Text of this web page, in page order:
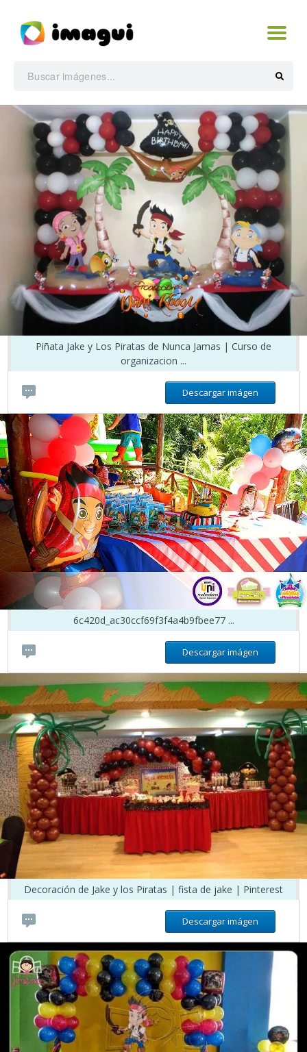
Piñata Jake y Los Piratas de Nunca Jamas | Curso de
organizacion ...
Descargar imágen
6c420d_ac30ccf69f3f4a4b9fbee77 ...
Descargar imágen
Decoración de Jake y los Piratas | fista de jake | Pinterest
Descargar imágen